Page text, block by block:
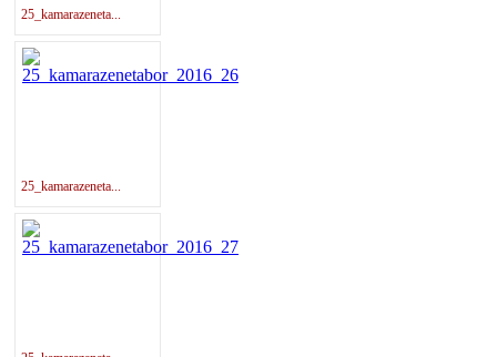
25_kamarazeneta...
25_kamarazeneta...